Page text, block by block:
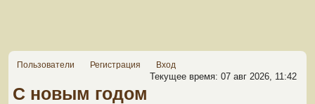
Пользователи Регистрация Вход
Текущее время: 07 авг 2026, 11:42
С новым годом